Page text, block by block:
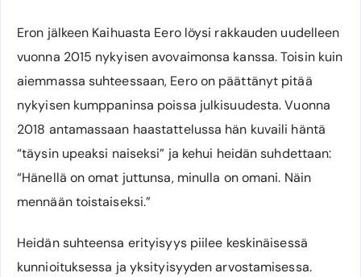
Eron jälkeen Kaihuasta Eero löysi rakkauden uudelleen
vuonna 2015 nykyisen avovaimonsa kanssa. Toisin kuin
aiemmassa suhteessaan, Eero on päättänyt pitää
nykyisen kumppaninsa poissa julkisuudesta. Vuonna
2018 antamassaan haastattelussa hän kuvaili häntä
“täysin upeaksi naiseksi” ja kehui heidän suhdettaan:
“Hänellä on omat juttunsa, minulla on omani. Näin
mennään toistaiseksi.”
Heidän suhteensa erityisyys piilee keskinäisessä
kunnioituksessa ja yksityisyyden arvostamisessa.